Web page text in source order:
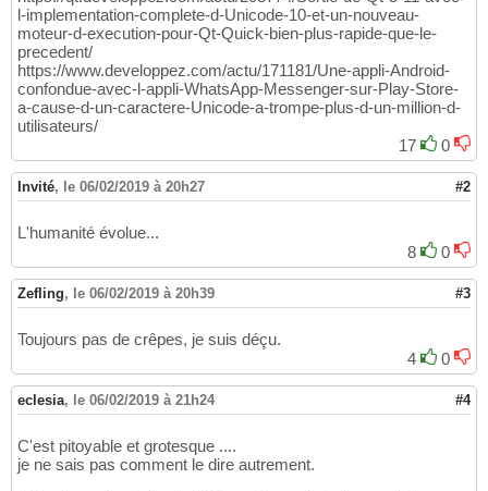
l-implementation-complete-d-Unicode-10-et-un-nouveau-
moteur-d-execution-pour-Qt-Quick-bien-plus-rapide-que-le-
precedent/
https://www.developpez.com/actu/171181/Une-appli-Android-
confondue-avec-l-appli-WhatsApp-Messenger-sur-Play-Store-
a-cause-d-un-caractere-Unicode-a-trompe-plus-d-un-million-d-
utilisateurs/
17
0
Invité, le 06/02/2019 à 20h27 #2
L'humanité évolue...
8
0
Zefling, le 06/02/2019 à 20h39 #3
Toujours pas de crêpes, je suis déçu.
4
0
eclesia, le 06/02/2019 à 21h24 #4
C'est pitoyable et grotesque ....
je ne sais pas comment le dire autrement.